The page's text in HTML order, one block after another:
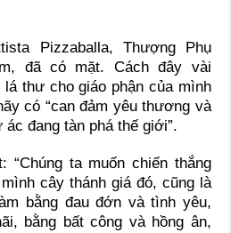
Pizzaballa, Thượng Phụ
đã có mặt. Cách đây vài
lá thư cho giáo phận của mình
có “can đảm yêu thương và
ác đang tàn phá thế giới”.
“Chúng ta muốn chiến thắng
cây thánh giá đó, cũng là
bằng đau đớn và tình yêu,
bằng bất công và hồng ân,